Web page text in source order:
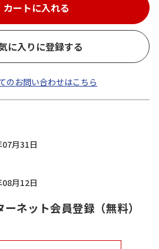
カートに入れる
に入りに登録する
のお問い合わせはこちら
月31日
月12日
ネット会員登録（無料）